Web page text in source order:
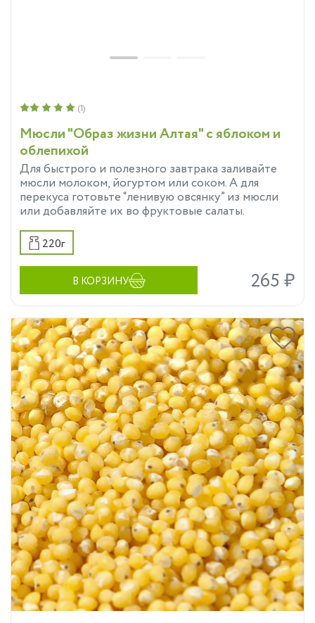
Мюсли "Образ жизни Алтая" с яблоком и
облепихой
Для быстрого и полезного завтрака заливайте
мюсли молоком, йогуртом или соком. А для
перекуса готовьте “ленивую овсянку” из мюсли
или добавляйте их во фруктовые салаты.
(1)
220г
В КОРЗИНУ 265 ₽